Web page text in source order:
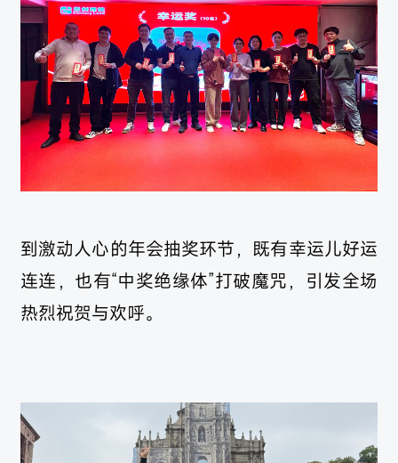
到激动人心的年会抽奖环节，既有幸运儿好运
连连，也有“中奖绝缘体”打破魔咒，引发全场
热烈祝贺与欢呼。